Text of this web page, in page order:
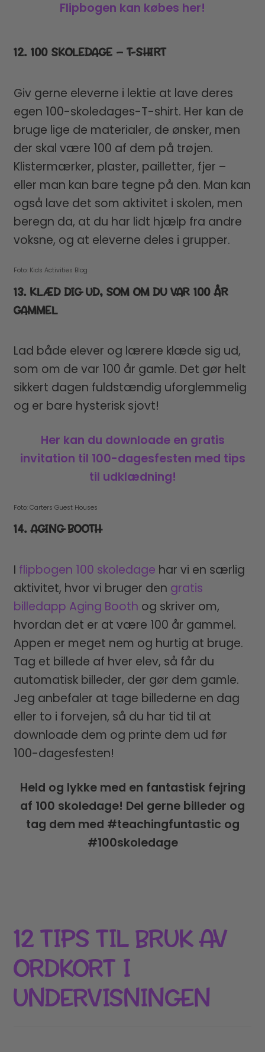
Flipbogen kan købes her!
12. 100 SKOLEDAGE – T-SHIRT
Giv gerne eleverne i lektie at lave deres
egen 100-skoledages-T-shirt. Her kan de
bruge lige de materialer, de ønsker, men
der skal være 100 af dem på trøjen.
Klistermærker, plaster, pailletter, fjer –
eller man kan bare tegne på den. Man kan
også lave det som aktivitet i skolen, men
beregn da, at du har lidt hjælp fra andre
voksne, og at eleverne deles i grupper.
Foto: Kids Activities Blog
13. KLÆD DIG UD, SOM OM DU VAR 100 ÅR
GAMMEL
Lad både elever og lærere klæde sig ud,
som om de var 100 år gamle. Det gør helt
sikkert dagen fuldstændig uforglemmelig
og er bare hysterisk sjovt!
Her kan du downloade en gratis
invitation til 100-dagesfesten med tips
til udklædning!
Foto: Carters Guest Houses
14. AGING BOOTH
I flipbogen 100 skoledage har vi en særlig
aktivitet, hvor vi bruger den gratis
billedapp Aging Booth og skriver om,
hvordan det er at være 100 år gammel.
Appen er meget nem og hurtig at bruge.
Tag et billede af hver elev, så får du
automatisk billeder, der gør dem gamle.
Jeg anbefaler at tage billederne en dag
eller to i forvejen, så du har tid til at
downloade dem og printe dem ud før
100-dagesfesten!
Held og lykke med en fantastisk fejring
af 100 skoledage! Del gerne billeder og
tag dem med #teachingfuntastic og
#100skoledage
12 TIPS TIL BRUK AV
ORDKORT I
UNDERVISNINGEN